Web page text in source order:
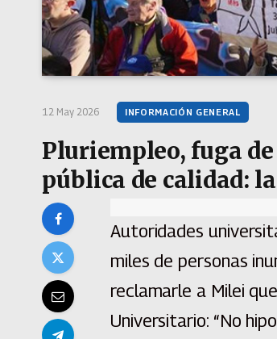
12 May 2026 INFORMACIÓN GENERAL
Pluriempleo, fuga
pública de calidad:
Autoridades
miles de personas
reclamarle a Milei
Universitario: “No